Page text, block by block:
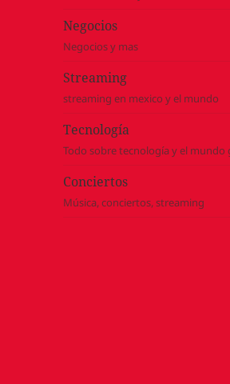
Negocios
Negocios y mas
Streaming
streaming en mexico y el mundo
Tecnología
Todo sobre tecnología y el mundo
Conciertos
Música, conciertos, streaming